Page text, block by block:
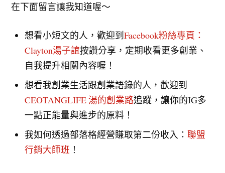
在下面留言讓我知道喔～
想看小短文的人，歡迎到Facebook粉絲專頁：
Clayton湯子誼按讚分享，定期收看更多創業、
自我提升相關內容喔！
想看我創業生活跟創業語錄的人，歡迎到
CEOTANGLIFE 湯的創業路追蹤，讓你的IG多
一點正能量與進步的原料！
我如何透過部落格經營賺取第二份收入：聯盟
行銷大師班 ！